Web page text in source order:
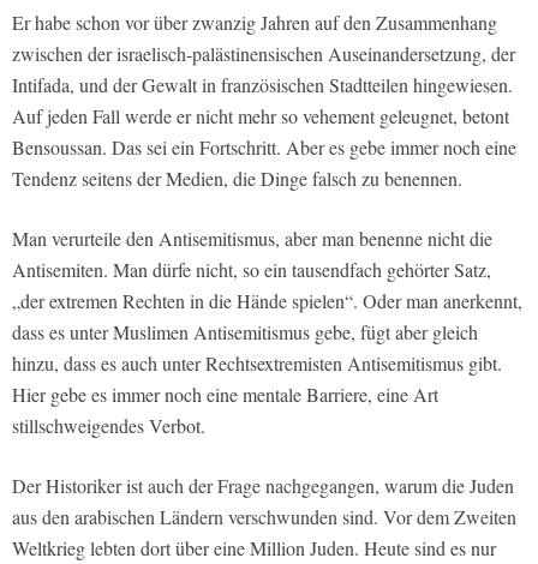
Er habe schon vor über zwanzig Jahren auf den Zusammenhang
zwischen der israelisch-palästinensischen Auseinandersetzung, der
Intifada, und der Gewalt in französischen Stadtteilen hingewiesen.
Auf jeden Fall werde er nicht mehr so vehement geleugnet, betont
Bensoussan. Das sei ein Fortschritt. Aber es gebe immer noch eine
Tendenz seitens der Medien, die Dinge falsch zu benennen.
Man verurteile den Antisemitismus, aber man benenne nicht die
Antisemiten. Man dürfe nicht, so ein tausendfach gehörter Satz,
„der extremen Rechten in die Hände spielen“. Oder man anerkennt,
dass es unter Muslimen Antisemitismus gebe, fügt aber gleich
hinzu, dass es auch unter Rechtsextremisten Antisemitismus gibt.
Hier gebe es immer noch eine mentale Barriere, eine Art
stillschweigendes Verbot.
Der Historiker ist auch der Frage nachgegangen, warum die Juden
aus den arabischen Ländern verschwunden sind. Vor dem Zweiten
Weltkrieg lebten dort über eine Million Juden. Heute sind es nur